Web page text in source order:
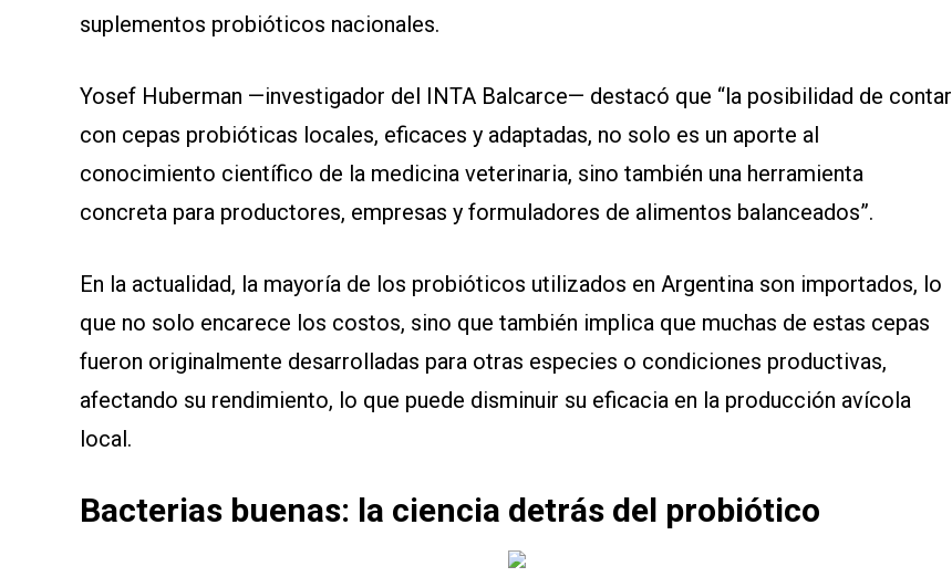
suplementos probióticos nacionales.
Yosef Huberman —investigador del INTA Balcarce— destacó que “la posibilidad de contar
con cepas probióticas locales, eficaces y adaptadas, no solo es un aporte al
conocimiento científico de la medicina veterinaria, sino también una herramienta
concreta para productores, empresas y formuladores de alimentos balanceados”.
En la actualidad, la mayoría de los probióticos utilizados en Argentina son importados, lo
que no solo encarece los costos, sino que también implica que muchas de estas cepas
fueron originalmente desarrolladas para otras especies o condiciones productivas,
afectando su rendimiento, lo que puede disminuir su eficacia en la producción avícola
local.
Bacterias buenas: la ciencia detrás del probiótico